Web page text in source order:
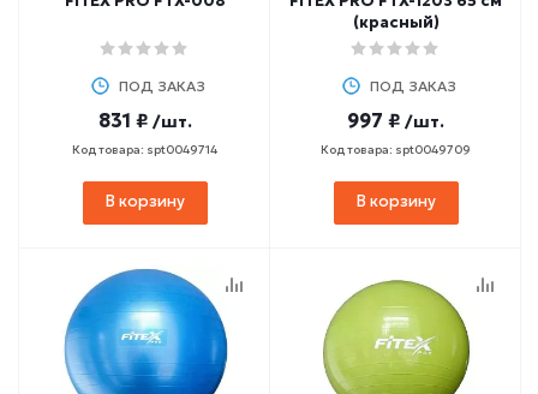
ПОД ЗАКАЗ
831 ₽ /шт.
Код товара: spt0049714
В корзину
(красный)
ПОД ЗАКАЗ
997 ₽ /шт.
Код товара: spt0049709
В корзину